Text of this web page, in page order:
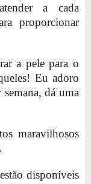
a cada
proporcionar
a pele para o
Eu adoro
dá uma
maravilhosos
estão disponíveis